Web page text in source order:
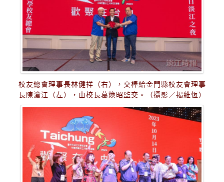
校友總會理事長林健祥（右），交棒給金門縣校友會理事
長陳滄江（左），由校長葛煥昭監交。（攝影／揭維恆）